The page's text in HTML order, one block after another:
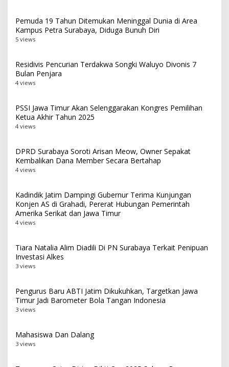
Pemuda 19 Tahun Ditemukan Meninggal Dunia di Area
Kampus Petra Surabaya, Diduga Bunuh Diri
5 views
Residivis Pencurian Terdakwa Songki Waluyo Divonis 7
Bulan Penjara
4 views
PSSI Jawa Timur Akan Selenggarakan Kongres Pemilihan
Ketua Akhir Tahun 2025
4 views
DPRD Surabaya Soroti Arisan Meow, Owner Sepakat
Kembalikan Dana Member Secara Bertahap
4 views
Kadindik Jatim Dampingi Gubernur Terima Kunjungan
Konjen AS di Grahadi, Pererat Hubungan Pemerintah
Amerika Serikat dan Jawa Timur
4 views
Tiara Natalia Alim Diadili Di PN Surabaya Terkait Penipuan
Investasi Alkes
3 views
Pengurus Baru ABTI Jatim Dikukuhkan, Targetkan Jawa
Timur Jadi Barometer Bola Tangan Indonesia
3 views
Mahasiswa Dan Dalang
3 views